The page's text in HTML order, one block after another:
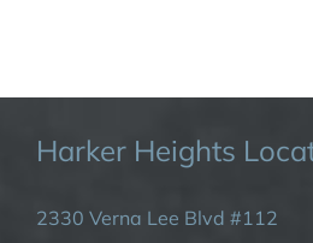
Harker Heights
2330 Verna Lee Blvd #112